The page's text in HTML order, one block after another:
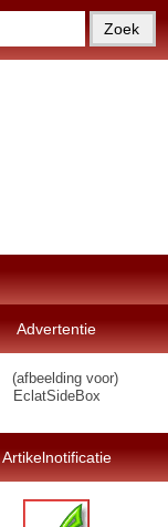
Advertentie
Artikelnotificatie